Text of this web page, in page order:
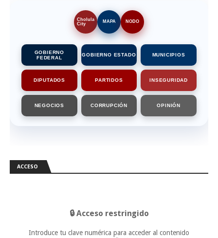
Cholula
City
MAPA NODO
GOBIERNO
FEDERAL
GOBIERNO ESTADO MUNICIPIOS
DIPUTADOS PARTIDOS INSEGURIDAD
NEGOCIOS CORRUPCIÓN OPINIÓN
ACCESO
🔒 Acceso restringido
Introduce tu clave numérica para acceder al contenido